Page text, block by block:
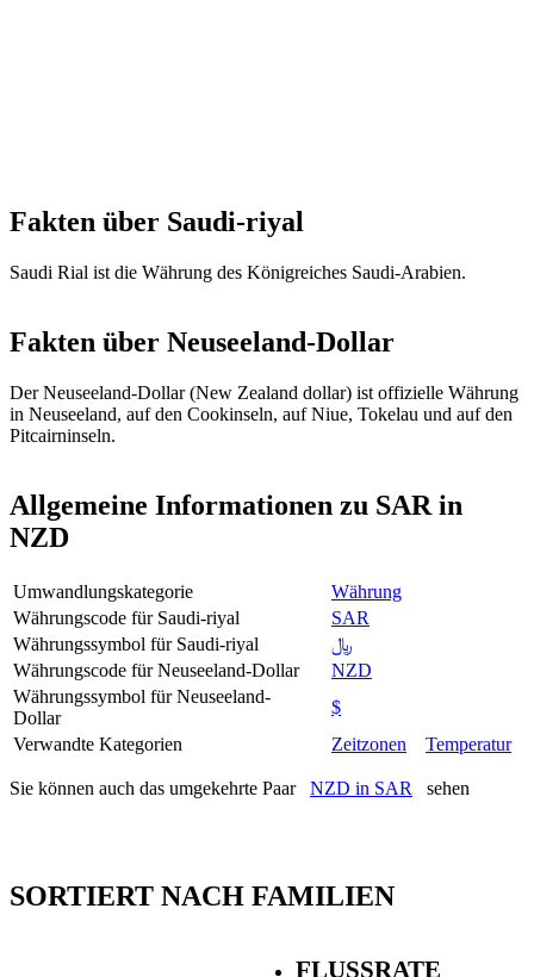
Fakten über Saudi-riyal
Saudi Rial ist die Währung des Königreiches Saudi-Arabien.
Fakten über Neuseeland-Dollar
Der Neuseeland-Dollar (New Zealand dollar) ist offizielle Währung
in Neuseeland, auf den Cookinseln, auf Niue, Tokelau und auf den
Pitcairninseln.
Allgemeine Informationen zu SAR in
NZD
Umwandlungskategorie
Währung
Währungscode für Saudi-riyal
SAR
Währungssymbol für Saudi-riyal
﷼
Währungscode für Neuseeland-Dollar
NZD
Währungssymbol für Neuseeland-
Dollar
$
Verwandte Kategorien
Zeitzonen Temperatur
Sie können auch das umgekehrte Paar NZD in SAR sehen
SORTIERT NACH FAMILIEN
FLUSSRATE